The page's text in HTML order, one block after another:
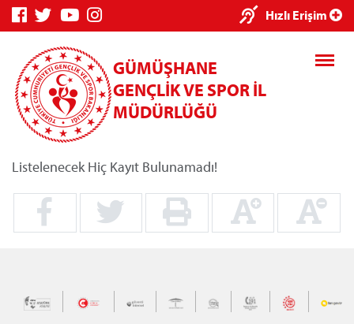
Hızlı Erişim
GÜMÜŞHANE
GENÇLİK VE SPOR İL
MÜDÜRLÜĞÜ
Listelenecek Hiç Kayıt Bulunamadı!
×
Genç Bilgi
Sistemi
Spor Bilgi
Sistemi
İşlemleri
Kredi/Yurt E-
Ödeme